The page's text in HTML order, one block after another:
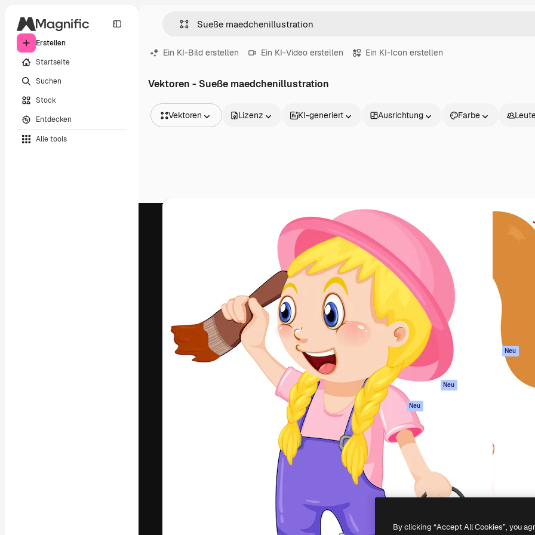
Erstellen
Startseite
Suchen
Stock
Entdecken
Alle tools
Ein KI-Bild erstellen Ein KI-Video erstellen Ein KI-Icon erstellen
Vektoren - Sueße maedchenillustration
Vektoren
Videos
Lizenz KI-generiert Ausrichtung Farbe
Die kreative Plattform, um deine beste
Arbeit zu verwirklichen. Mehr als 1 Million
Abonnenten unter Kreativen, Unternehmen,
Agenturen und Studios.
Deutsch
Produkte
Spaces
KI-Assistent
KI-Bildgenerator
KI-Videogenerator
Stimmengenerator
Stock-Inhalte
MCP für
Claude/ChatGPT
Neu
Agenten Neu
API
Mobile App
Alle Magnific-Tools
Academy
Dokumentation
Neu
Cookie-Richtlinie
Vertrauenszentrum
2026 Freepik Company S.L.U.Alle Rechte vorbehalten.
By clicking “Accept All Cookies”, you